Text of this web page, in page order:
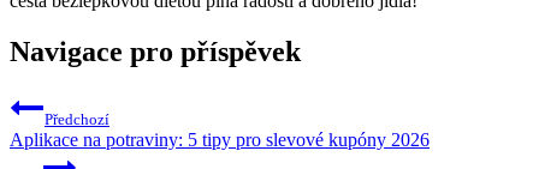
Navigace pro příspěvek
Předchozí
Aplikace na potraviny: 5 tipy pro slevové kupóny 2026